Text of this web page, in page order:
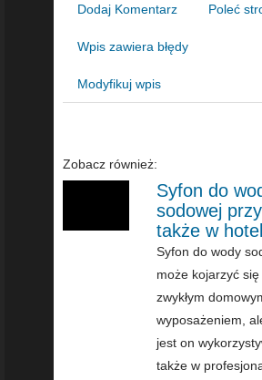
Dodaj Komentarz Poleć
Wpis zawiera błędy
Modyfikuj wpis
Zobacz również:
Syfon do
sodowej
także w
Syfon do wody
może kojarzyć się
zwykłym
wyposażeniem,
jest on
także w